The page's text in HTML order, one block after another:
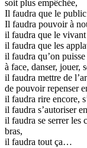
soit plus empêchée,
Il faudra que le
Il faudra pouvoir à
il faudra que le
il faudra que les
il faudra qu’on
à face, danser, jouer,
il faudra mettre de
de pouvoir repenser
il faudra rire encore,
il faudra s’autoriser
il faudra se serrer les
bras,
il faudra tout ça…